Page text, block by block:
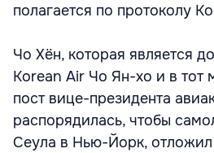
полагается по протоколу
Чо Хён, которая является
Korean Air Чо Ян-хо и в тот
пост вице-президента
распорядилась, чтобы
Сеула в Нью-Йорк, отложил